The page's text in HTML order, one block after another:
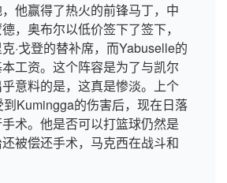
他赢得了热火的前锋马丁，中
，奥布尔以低价签下了签下，
·戈登的替补席，而Yabuselle的
工资。这个阵容是为了与凯尔
意料的是，这真是惨淡。上个
Kumingga的伤害后，现在日落
术。他是否可以打篮球仍然是
被偿还手术，马克西在战斗和